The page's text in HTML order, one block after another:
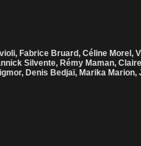
Fabrice Bruard, Céline Morel,
Silvente, Rémy Maman,
Denis Bedjaï, Marika